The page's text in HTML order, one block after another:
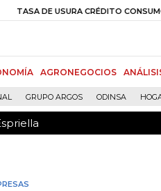
DE USURA CRÉDITO CONSUMO
AGRONEGOCIOS
GRUPO ARGOS ODINSA